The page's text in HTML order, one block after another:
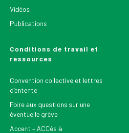
Vidéos
Publications
Conditions de travail et
ressources
Convention collective et lettres
d’entente
Foire aux questions sur une
éventuelle grève
Accent – ACCès à